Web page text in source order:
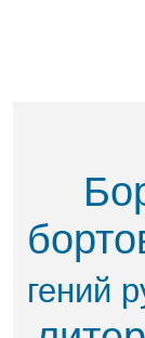
гений